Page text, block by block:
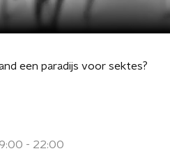
een paradijs voor sektes?
- 22:00